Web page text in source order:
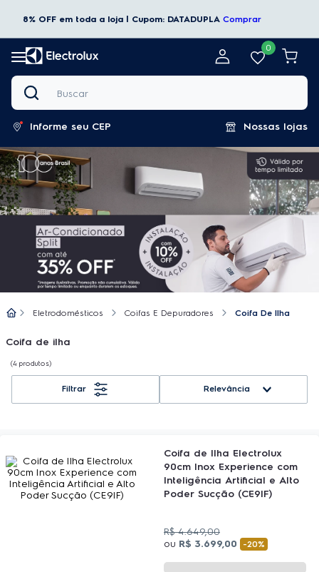
8% OFF em toda a loja | Cupom: DATADUPLA Comprar
0
Buscar
Informe seu CEP Nossas lojas
Eletrodomésticos Coifas E Depuradores Coifa De Ilha
Coifa de ilha
4 produtos
Relevância
Coifa de Ilha Electrolux
90cm Inox Experience com
Inteligência Artificial e Alto
Poder Sucção (CE9IF)
R$ 4.649,00
ou R$ 3.699,00 -20%